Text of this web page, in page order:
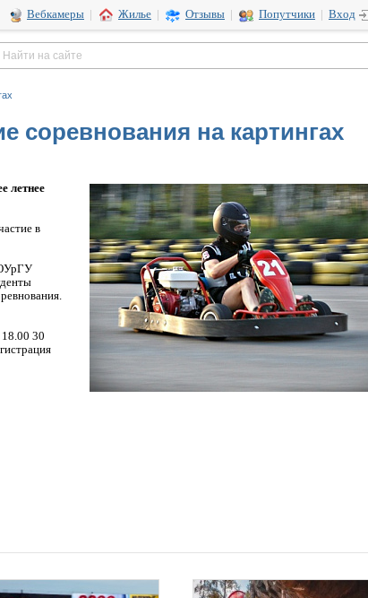
Вебкамеры Жилье Отзывы Попутчики Вход
соревнования на картингах
летнее
в
30